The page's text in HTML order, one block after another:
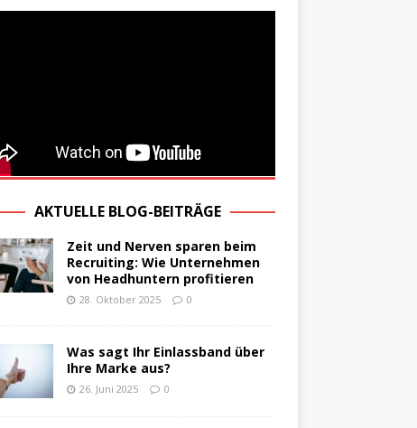
AKTUELLE BLOG-BEITRÄGE
Zeit und Nerven sparen beim
Recruiting: Wie Unternehmen
von Headhuntern profitieren
28. Oktober 2025 0
Was sagt Ihr Einlassband über
Ihre Marke aus?
26. Juni 2025 0